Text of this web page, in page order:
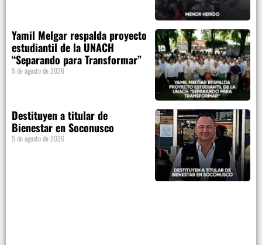
Yamil Melgar respalda proyecto
estudiantil de la UNACH
“Separando para Transformar”
5 de agosto de 2026
Destituyen a titular de
Bienestar en Soconusco
5 de agosto de 2026